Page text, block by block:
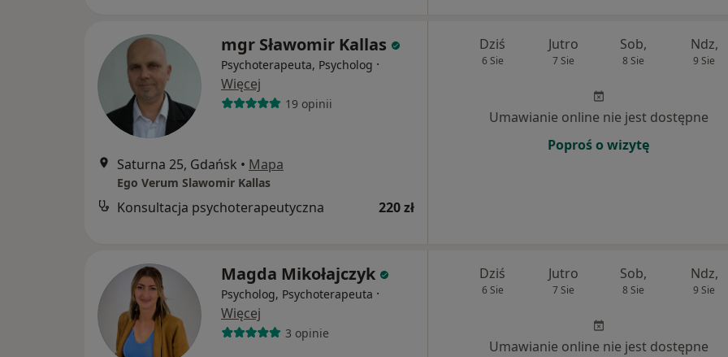
mgr Sławomir Kallas
Psychoterapeuta, Psycholog ·
Więcej
19 opinii
Saturna 25, Gdańsk • Mapa
Ego Verum Slawomir Kallas
Konsultacja psychoterapeutyczna 220 zł
Dziś
6 Sie
Jutro
7 Sie
Sob,
8 Sie
Ndz,
9 Sie
Umawianie online nie jest dostępne
Poproś o wizytę
Magda Mikołajczyk
Psycholog, Psychoterapeuta ·
Więcej
3 opinie
Dziś
6 Sie
Jutro
7 Sie
Sob,
8 Sie
Ndz,
9 Sie
Umawianie online nie jest dostępne